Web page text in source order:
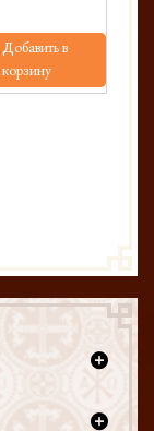
Добавить в
корзину